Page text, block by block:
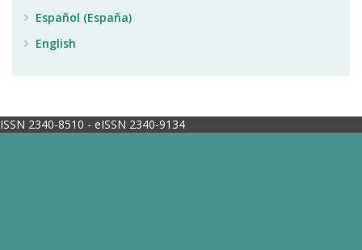
Español (España)
English
ISSN 2340-8510 - eISSN 2340-9134